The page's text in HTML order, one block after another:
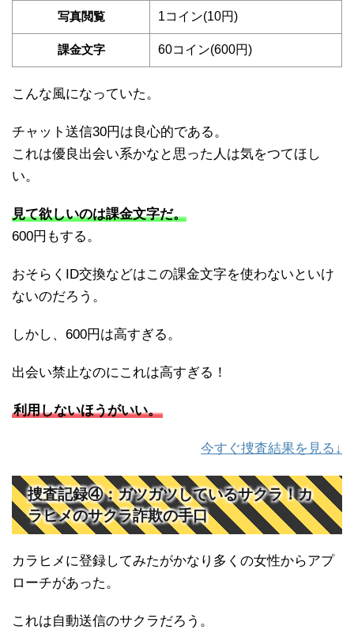
写真閲覧 1コイン(10円)
課金文字 60コイン(600円)
こんな風になっていた。
チャット送信30円は良心的である。
これは優良出会い系かなと思った人は気をつてほし
い。
見て欲しいのは課金文字だ。
600円もする。
おそらくID交換などはこの課金文字を使わないといけ
ないのだろう。
しかし、600円は高すぎる。
出会い禁止なのにこれは高すぎる！
利用しないほうがいい。
今すぐ捜査結果を見る↓
捜査記録④：ガツガツしているサクラ！カ
ラヒメのサクラ詐欺の手口
カラヒメに登録してみたがかなり多くの女性からアプ
ローチがあった。
これは自動送信のサクラだろう。